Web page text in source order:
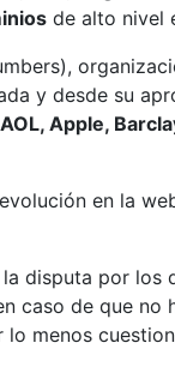
de alto nivel
y desde su
Apple,
en la
disputa por
caso de que
menos